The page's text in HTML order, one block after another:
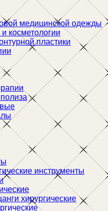
медицинской одежды
косметологии
пластики
инструменты
хирургические